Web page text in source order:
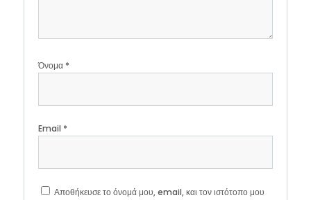
Όνομα *
Email *
Αποθήκευσε το όνομά μου, email, και τον ιστότοπο μου